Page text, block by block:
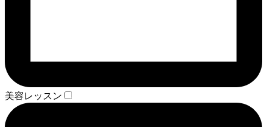
美容レッスン